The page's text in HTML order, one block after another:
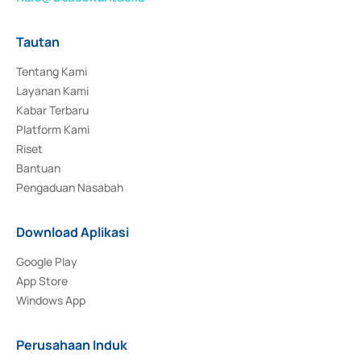
Tautan
Tentang Kami
Layanan Kami
Kabar Terbaru
Platform Kami
Riset
Bantuan
Pengaduan Nasabah
Download Aplikasi
Google Play
App Store
Windows App
Perusahaan Induk